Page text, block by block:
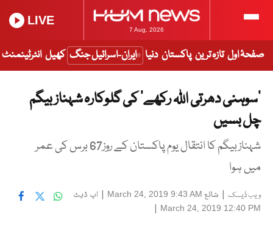
7 Aug, 2026
LIVE
صفحۂ اول تازہ ترین پاکستان دنیا ایران-اسرائیل جنگ کھیل انٹرٹینمنٹ
‘سوہنی دھرتی اللہ رکھے’ کی گلوکارہ شہناز بیگم
چل بسیں
شہنازبیگم کا انتقال یوم پاکستان کے روز67 برس کی عمر
میں ہوا
ویب ڈیسک | شائع March 24, 2019 9:43 AM
| اپ ڈیٹ
March 24, 2019 12:40 PM
|